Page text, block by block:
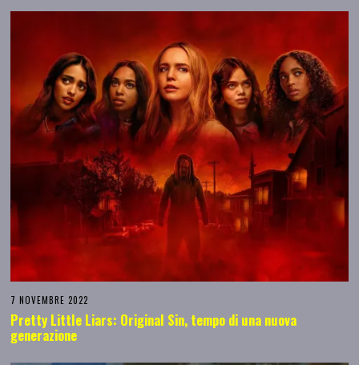
7 NOVEMBRE 2022
Pretty Little Liars: Original Sin, tempo di una nuova
generazione